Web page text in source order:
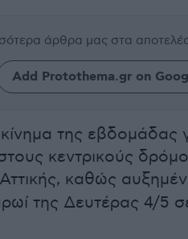
άρθρα μας στα
Add Protothema.gr on
της εβδομάδας
κεντρικούς
καθώς
της Δευτέρας 4/5